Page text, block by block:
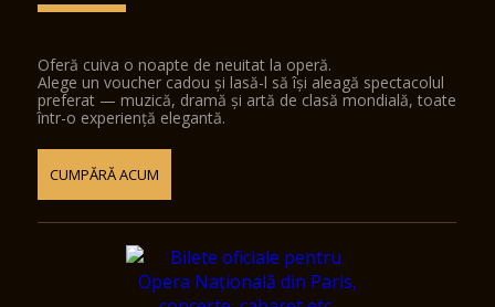
Oferă cuiva o noapte de neuitat la operă.
Alege un voucher cadou și lasă-l să își aleagă spectacolul
preferat — muzică, dramă și artă de clasă mondială, toate
într-o experiență elegantă.
CUMPĂRĂ ACUM